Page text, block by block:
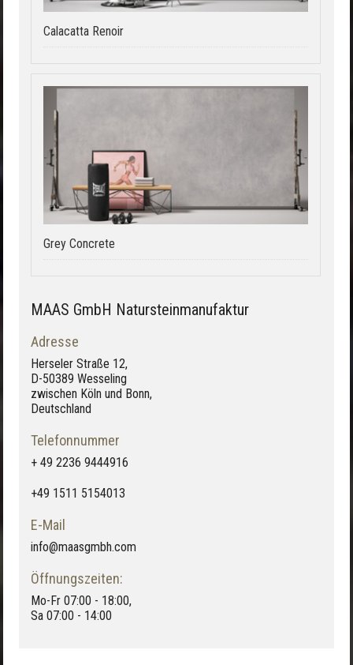
Calacatta Renoir
Grey Concrete
MAAS GmbH Natursteinmanufaktur
Adresse
Herseler Straße 12,
D-50389 Wesseling
zwischen Köln und Bonn,
Deutschland
Telefonnummer
+ 49 2236 9444916
+49 1511 5154013
E-Mail
info@maasgmbh.com
Öffnungszeiten:
Mo-Fr 07:00 - 18:00,
Sa 07:00 - 14:00